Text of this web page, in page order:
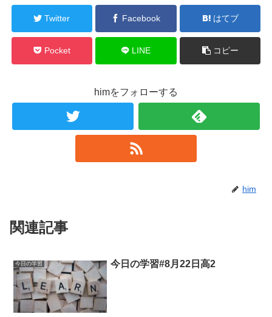
Twitter Facebook はてブ
Pocket LINE コピー
himをフォローする
him
関連記事
今日の学習 今日の学習#8月22日高2